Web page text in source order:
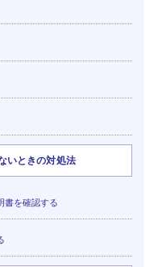
いときの対処法
書を確認する